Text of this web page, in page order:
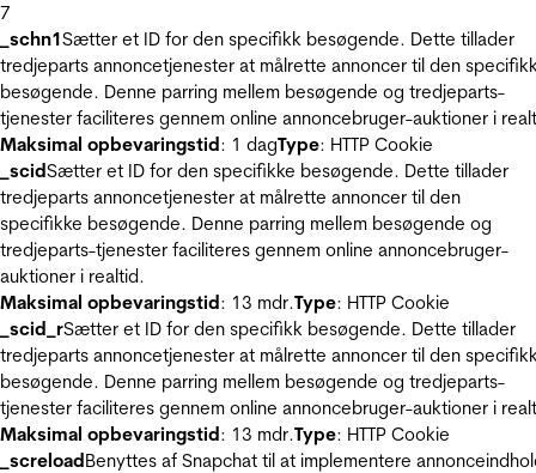
7
_schn1Sætter et ID for den specifikk besøgende. Dette tillader
tredjeparts annoncetjenester at målrette annoncer til den
besøgende. Denne parring mellem besøgende og tredjeparts-
tjenester faciliteres gennem online annoncebruger-auktioner i
Maksimal opbevaringstid: 1 dagType: HTTP Cookie
_scidSætter et ID for den specifikke besøgende. Dette tillader
tredjeparts annoncetjenester at målrette annoncer til den
specifikke besøgende. Denne parring mellem besøgende og
tredjeparts-tjenester faciliteres gennem online annoncebruger-
auktioner i realtid.
Maksimal opbevaringstid: 13 mdr.Type: HTTP Cookie
_scid_rSætter et ID for den specifikk besøgende. Dette tillader
tredjeparts annoncetjenester at målrette annoncer til den
besøgende. Denne parring mellem besøgende og tredjeparts-
tjenester faciliteres gennem online annoncebruger-auktioner i
Maksimal opbevaringstid: 13 mdr.Type: HTTP Cookie
_screloadBenyttes af Snapchat til at implementere